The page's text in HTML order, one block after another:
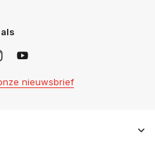
nieuwsbrief